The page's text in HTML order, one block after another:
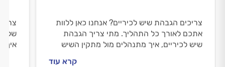
צריכים הגבהת שיש לכיריים? אנחנו כאן ללוות
אתכם לאורך כל התהליך. מתי צריך הגבהת
שיש לכיריים, איך מתנהלים מול מתקין השיש
קרא עוד
שלב
איך